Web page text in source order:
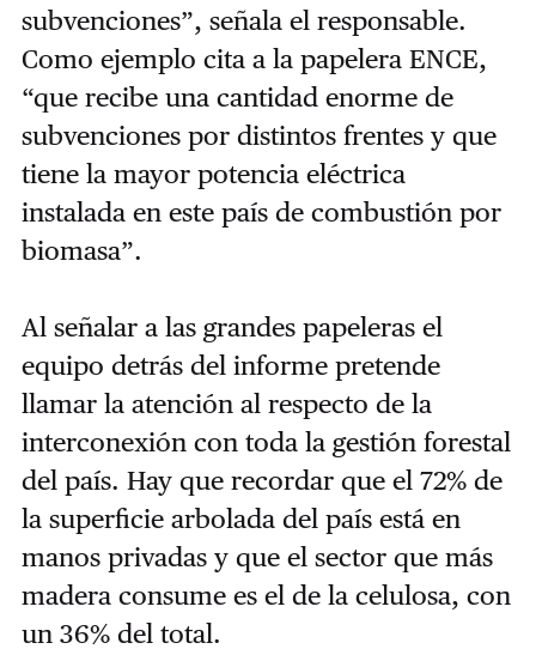
subvenciones”, señala el responsable.
Como ejemplo cita a la papelera ENCE,
“que recibe una cantidad enorme de
subvenciones por distintos frentes y que
tiene la mayor potencia eléctrica
instalada en este país de combustión por
biomasa”.
Al señalar a las grandes papeleras el
equipo detrás del informe pretende
llamar la atención al respecto de la
interconexión con toda la gestión forestal
del país. Hay que recordar que el 72% de
la superficie arbolada del país está en
manos privadas y que el sector que más
madera consume es el de la celulosa, con
un 36% del total.